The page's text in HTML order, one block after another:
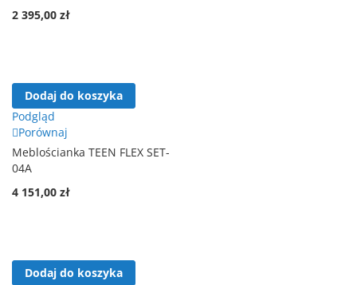
2 395,00 zł
Dodaj do koszyka
Podgląd
Porównaj
Meblościanka TEEN FLEX SET-
04A
4 151,00 zł
Dodaj do koszyka